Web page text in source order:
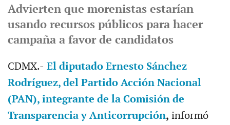
Advierten que morenistas estarían
usando recursos públicos para hacer
campaña a favor de candidatos
CDMX.- El diputado Ernesto Sánchez
Rodríguez, del Partido Acción Nacional
(PAN), integrante de la Comisión de
Transparencia y Anticorrupción, informó